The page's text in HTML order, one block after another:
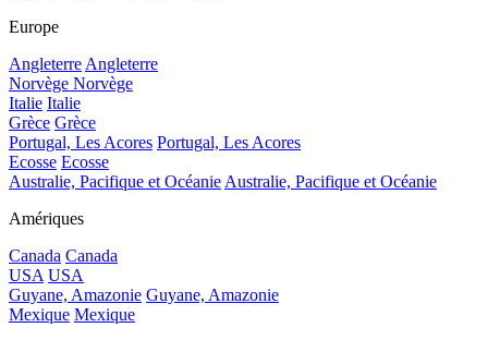
Europe
Angleterre Angleterre
Norvège Norvège
Italie Italie
Grèce Grèce
Portugal, Les Acores Portugal, Les Acores
Ecosse Ecosse
Australie, Pacifique et Océanie Australie, Pacifique et Océanie
Amériques
Canada Canada
USA USA
Guyane, Amazonie Guyane, Amazonie
Mexique Mexique